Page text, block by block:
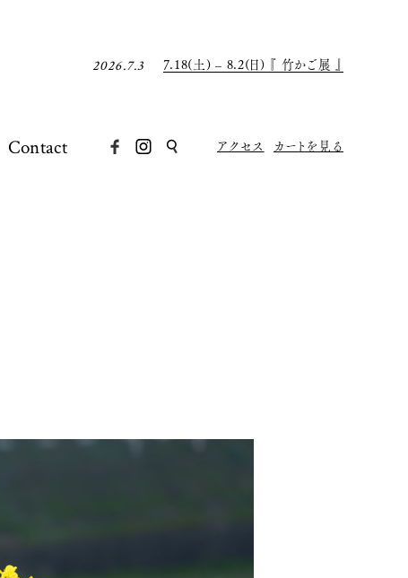
7.18(土) – 8.2(日) 『 竹かご展 』
2026.7.3
7.18(土) – 8.2(日) 『 竹かご展 』
2026.7.3
Contact アクセス カートを見る